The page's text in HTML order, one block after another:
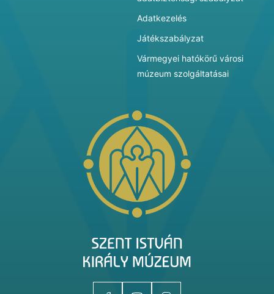
Adatkezelés
Játékszabályzat
Vármegyei hatókörű városi
múzeum szolgáltatásai